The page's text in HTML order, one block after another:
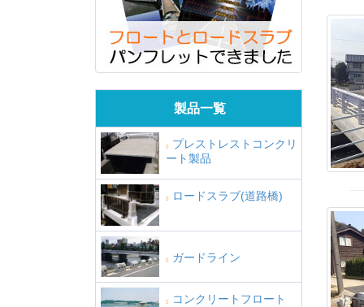
製品一覧
プレストレストコンクリ
ート製品
ロードスラブ(道路橋)
ガードライン
コンクリートフロート